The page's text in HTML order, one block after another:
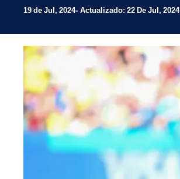
19 de Jul, 2024 Actualizado: 22 De Jul, 2024